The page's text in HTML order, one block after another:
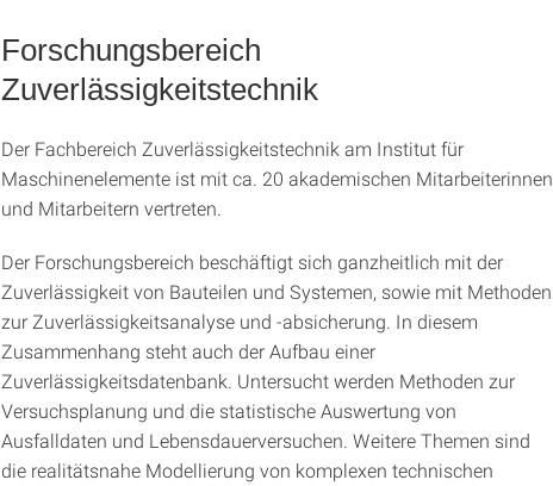
Forschungsbereich
Zuverlässigkeitstechnik
Der Fachbereich Zuverlässigkeitstechnik am Institut für
Maschinenelemente ist mit ca. 20 akademischen Mitarbeiterinnen
und Mitarbeitern vertreten.
Der Forschungsbereich beschäftigt sich ganzheitlich mit der
Zuverlässigkeit von Bauteilen und Systemen, sowie mit Methoden
zur Zuverlässigkeitsanalyse und -absicherung. In diesem
Zusammenhang steht auch der Aufbau einer
Zuverlässigkeitsdatenbank. Untersucht werden Methoden zur
Versuchsplanung und die statistische Auswertung von
Ausfalldaten und Lebensdauerversuchen. Weitere Themen sind
die realitätsnahe Modellierung von komplexen technischen